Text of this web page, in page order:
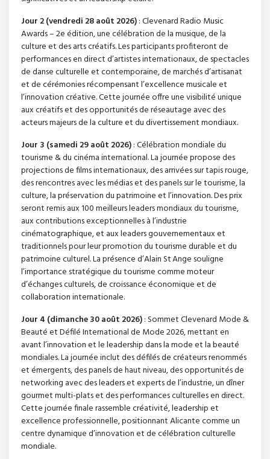
Jour 2 (vendredi 28 août 2026): Clevenard Radio Music
Awards – 2e édition, une célébration de la musique, de la
culture et des arts créatifs. Les participants profiteront de
performances en direct d’artistes internationaux, de spectacles
de danse culturelle et contemporaine, de marchés d’artisanat
et de cérémonies récompensant l’excellence musicale et
l’innovation créative. Cette journée offre une visibilité unique
aux créatifs et des opportunités de réseautage avec des
acteurs majeurs de la culture et du divertissement mondiaux.
Jour 3 (samedi 29 août 2026): Célébration mondiale du
tourisme & du cinéma international. La journée propose des
projections de films internationaux, des arrivées sur tapis rouge,
des rencontres avec les médias et des panels sur le tourisme, la
culture, la préservation du patrimoine et l’innovation. Des prix
seront remis aux 100 meilleurs leaders mondiaux du tourisme,
aux contributions exceptionnelles à l’industrie
cinématographique, et aux leaders gouvernementaux et
traditionnels pour leur promotion du tourisme durable et du
patrimoine culturel. La présence d’Alain St Ange souligne
l’importance stratégique du tourisme comme moteur
d’échanges culturels, de croissance économique et de
collaboration internationale.
Jour 4 (dimanche 30 août 2026): Sommet Clevenard Mode &
Beauté et Défilé International de Mode 2026, mettant en
avant l’innovation et le leadership dans la mode et la beauté
mondiales. La journée inclut des défilés de créateurs renommés
et émergents, des panels de haut niveau, des opportunités de
networking avec des leaders et experts de l’industrie, un dîner
gourmet multi-plats et des performances culturelles en direct.
Cette journée finale rassemble créativité, leadership et
excellence professionnelle, positionnant Alicante comme un
centre dynamique d’innovation et de célébration culturelle
mondiale.